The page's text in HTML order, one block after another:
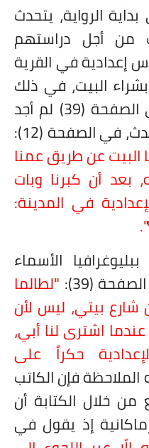
أي في بداية الرواية، يتحدث
من أجل دراستهم
إعدادية في القرية
البيت، في ذلك
الشارع، ويعود الكاتب في الصفحة (39) لم أجد
في الصفحة (12):
البيت عن طريق عمنا
أن كبرنا وبات
في المدينة:
الأسماء
(39):
"لطالما
بيتي، ليس لأن
اشترى لنا أبي،
حكراً على
فإن الكاتب
خلال الكتابة أن
إذ يقول في